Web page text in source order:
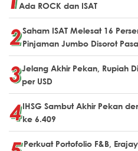
Ada ROCK dan ISAT
Saham ISAT Melesat 16
Pinjaman Jumbo Disorot
Jelang Akhir Pekan, Rupiah
per USD
IHSG Sambut Akhir Pekan
ke 6.409
Perkuat Portofolio F&B,